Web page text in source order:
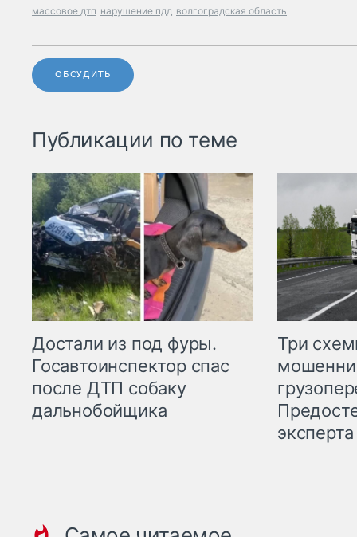
массовое дтп нарушение пдд волгоградская область
ОБСУДИТЬ
Публикации по теме
Достали из под фуры.
Госавтоинспектор спас
после ДТП собаку
дальнобойщика
Три
эксперта